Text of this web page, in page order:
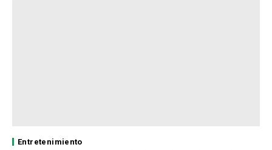
Entretenimiento